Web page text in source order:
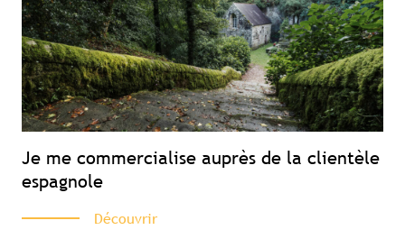
Je me commercialise auprès de la clientèle
espagnole
Découvrir